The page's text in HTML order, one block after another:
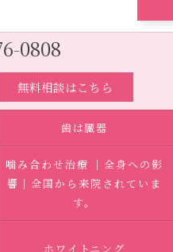
0808
無料相談はこちら
歯は臓器
噛み合わせ治療 ｜全身への影
響｜全国から来院されていま
す。
ホワイトニング